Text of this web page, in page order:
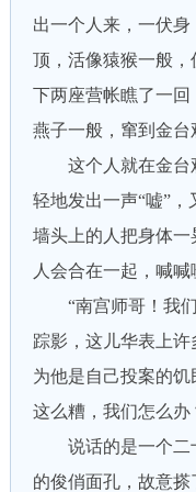
出一个人来，一伏
顶，活像猿猴一般
下两座营帐瞧了一回
燕子一般，窜到金台
这个人就在金台
轻地发出一声“嘘”，
墙头上的人把身体
人会合在一起，喊喊
“南宫师哥！我们
踪影，这儿华表上
为他是自己投案的
这么糟，我们怎么办
说话的是一个二
的俊俏面孔，故意